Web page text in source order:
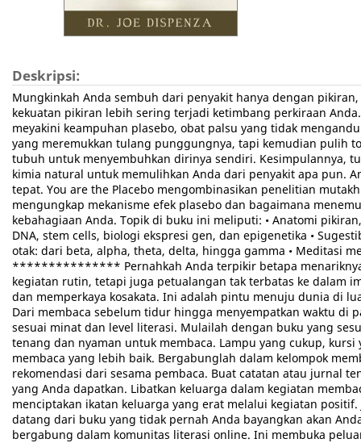
Deskripsi:
Mungkinkah Anda sembuh dari penyakit hanya dengan
kekuatan pikiran lebih sering terjadi ketimbang perkiraan
meyakini keampuhan plasebo, obat palsu yang tidak
yang meremukkan tulang punggungnya, tapi kemudian pulih
tubuh untuk menyembuhkan dirinya sendiri. Kesimpulannya,
kimia natural untuk memulihkan Anda dari penyakit apa pun.
tepat. You are the Placebo mengombinasikan penelitian
mengungkap mekanisme efek plasebo dan bagaimana
kebahagiaan Anda. Topik di buku ini meliputi: • Anatomi
DNA, stem cells, biologi ekspresi gen, dan epigenetika •
otak: dari beta, alpha, theta, delta, hingga gamma • Meditasi
*************** Pernahkah Anda terpikir betapa menariknya
kegiatan rutin, tetapi juga petualangan tak terbatas ke dalam
dan memperkaya kosakata. Ini adalah pintu menuju dunia di
Dari membaca sebelum tidur hingga menyempatkan waktu di
sesuai minat dan level literasi. Mulailah dengan buku yang
tenang dan nyaman untuk membaca. Lampu yang cukup,
membaca yang lebih baik. Bergabunglah dalam kelompok
rekomendasi dari sesama pembaca. Buat catatan atau jurnal
yang Anda dapatkan. Libatkan keluarga dalam kegiatan
menciptakan ikatan keluarga yang erat melalui kegiatan
datang dari buku yang tidak pernah Anda bayangkan akan
bergabung dalam komunitas literasi online. Ini membuka